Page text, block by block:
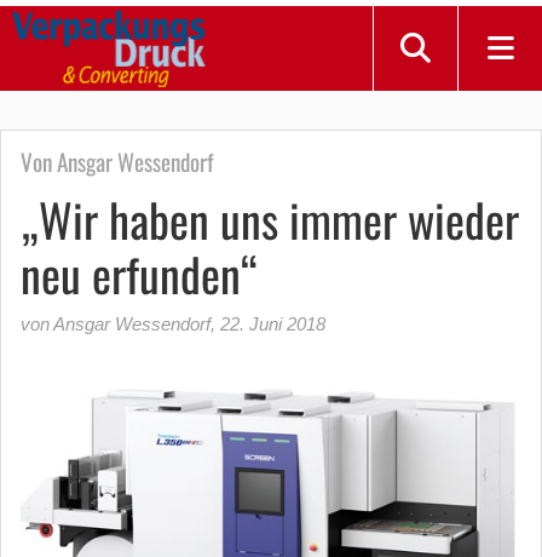
Von Ansgar Wessendorf
„Wir haben uns immer wieder
neu erfunden“
von Ansgar Wessendorf, 22. Juni 2018